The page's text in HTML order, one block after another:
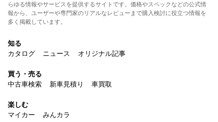
らゆる情報やサービスを提供するサイトです。価格やスペックなどの公式情
報から、ユーザーや専門家のリアルなレビューまで購入検討に役立つ情報を
多く掲載しています。
知る
カタログ
ニュース オリジナル記事
買う・売る
中古車検索
新車見積り 車買取
楽しむ
マイカー
みんカラ